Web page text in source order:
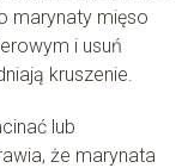
marynaty mięso
i usuń
kruszenie.
lub
że marynata